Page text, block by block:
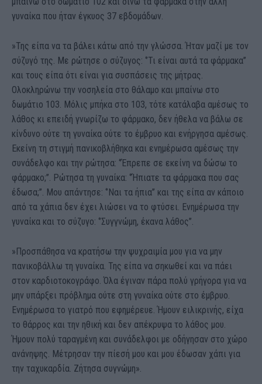
γυναίκα που ήταν έγκυος 37 εβδομάδων.
»Της είπα να τα βάλει κάτω από την γλώσσα. Ήταν μαζί με τον
σύζυγό της. Με ρώτησε ο σύζυγος: ‘’Τι είναι αυτά τα φάρμακα’’
και τους είπα ότι είναι για συσπάσεις της μήτρας.
Ολοκληρώνω την νοσηλεία στο θάλαμο και μπαίνω στο
δωμάτιο 103. Μόλις μπήκα στο 103, τότε κατάλαβα αμέσως το
λάθος κι επειδή γνωρίζω το φάρμακο, δεν ήθελα να βάλω σε
κίνδυνο ούτε τη γυναίκα ούτε το έμβρυο και ενήργησα αμέσως.
Εκείνη τη στιγμή πανικοβλήθηκα και ενημέρωσα αμέσως την
συνάδελφο και την ρώτησα: ‘’Έπρεπε σε εκείνη να δώσω το
φάρμακο;’’. Ρώτησα τη γυναίκα: ‘’Ήπιατε τα φάρμακα που σας
έδωσα;’’. Μου απάντησε: ‘’Ναι τα ήπια’’ και της είπα αν κάποιο
από τα χάπια δεν έχει λιώσει να το φτύσει. Ενημέρωσα την
γυναίκα και το σύζυγο: ‘’Συγγνώμη, έκανα λάθος’’.
»Προσπάθησα να κρατήσω την ψυχραιμία μου για να μην
πανικοβάλλω τη γυναίκα. Της είπα να σηκωθεί και να πάει
στον καρδιοτοκογράφο. Όλα έγιναν πάρα πολύ γρήγορα για να
μην υπάρξει πρόβλημα ούτε στη γυναίκα ούτε στο έμβρυο.
Ενημέρωσα το γιατρό που εφημέρευε. Ήμουν ειλικρινής, είχα
το θάρρος και την ηθική και δεν απέκρυψα το λάθος μου.
Ήμουν πολύ ταραγμένη και συνάδελφοι με οδήγησαν στο χώρο
ανάνηψης. Μέτρησαν την πίεσή μου και μου έδωσαν χάπι για
την ταχυκαρδία. Ζήτησα συγνώμη».